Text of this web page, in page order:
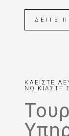
ΔΕΙΤΕ
ΚΛΕΙΣΤΕ
ΝΟΙΚΙΑΣΤΕ